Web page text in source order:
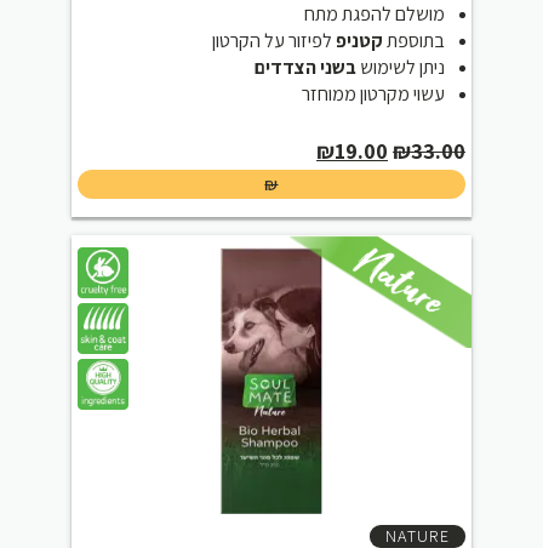
מושלם להפגת מתח
בתוספתקטניפלפיזור על הקרטון
ניתן לשימושבשני הצדדים
עשוי מקרטון ממוחזר
₪33.00
Original
price
was:
₪33.00.
₪19.00
price
is:
₪19.00.
₪
NATURE